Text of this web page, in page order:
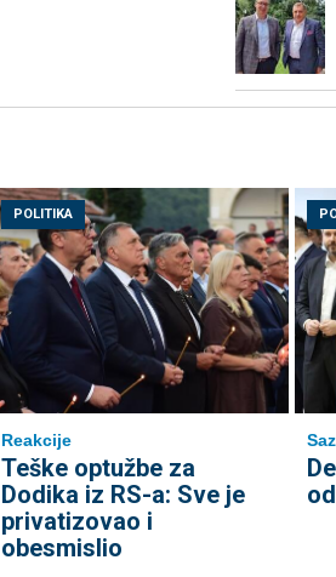
POLITIKA
Reakcije
Teške optužbe za
Dodika iz RS-a: Sve je
privatizovao i
obesmislio